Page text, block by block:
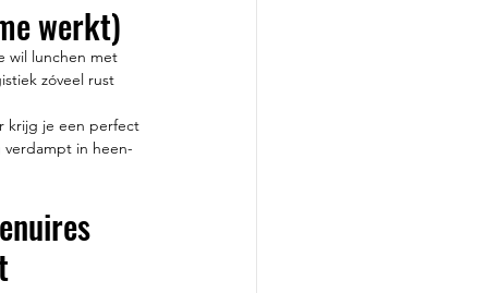
werkt)
wil lunchen met
zóveel rust
krijg je een perfect
in heen-